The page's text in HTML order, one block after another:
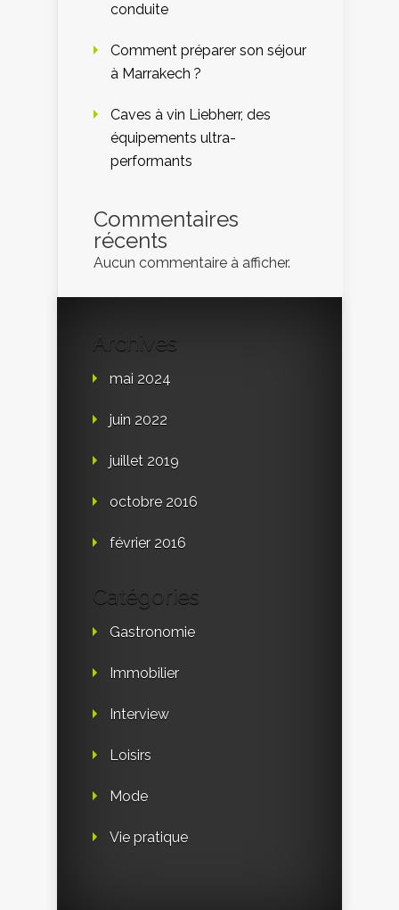
conduite
Comment préparer son séjour
à Marrakech ?
Caves à vin Liebherr, des
équipements ultra-
performants
Commentaires
récents
Aucun commentaire à afficher.
Archives
mai 2024
juin 2022
juillet 2019
octobre 2016
février 2016
Catégories
Gastronomie
Immobilier
Interview
Loisirs
Mode
Vie pratique